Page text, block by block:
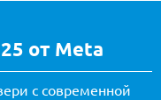
от Meta
с современной